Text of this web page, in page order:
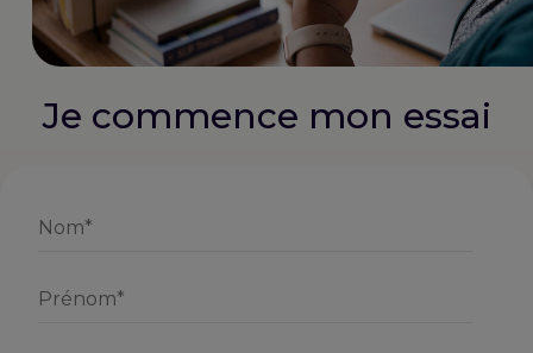
Je commence mon essai